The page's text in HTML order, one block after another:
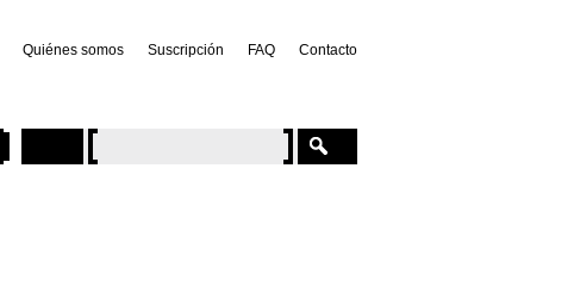
Quiénes somos Suscripción FAQ Contacto